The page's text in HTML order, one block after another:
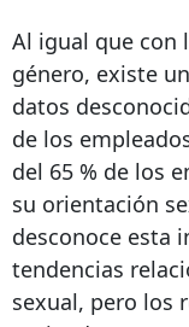
Al igual que con
género, existe
datos
de los
del 65 % de los
su orientación
desconoce esta
tendencias
sexual, pero los